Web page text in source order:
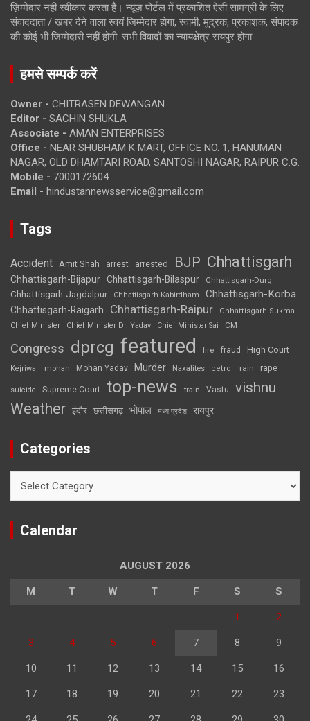
ज़िम्मेदार नहीं स्वीकार करता है। न्यूज़ पोर्टल में प्रकाशित ऐसी सामग्री के लिए
संवाददाता / खबर देने वाला स्वयं जिम्मेदार होगा, स्वामी, मुद्रक, प्रकाशक, संपादक
की कोई भी जिम्मेदारी नहीं होगी. सभी विवादों का न्यायक्षेत्र रायपुर होगा
हमसे सम्पर्क करें
Owner - CHITRASEN DEWANGAN
Editor - SACHIN SHUKLA
Associate - AMAN ENTERPRISES
Office - NEAR SHUBHAM K MART, OFFICE NO. 1, HANUMAN
NAGAR, OLD DHAMTARI ROAD, SANTOSHI NAGAR, RAIPUR C.G.
Mobile - 7000172604
Email - hindustannewsservice@gmail.com
Tags
Accident Amit Shah arrest arrested BJP Chhattisgarh
Chhattisgarh-Bijapur Chhattisgarh-Bilaspur Chhattisgarh-Durg
Chhattisgarh-Jagdalpur Chhattisgarh-Kabirdham Chhattisgarh-Korba
Chhattisgarh-Raigarh Chhattisgarh-Raipur
Chhattisgarh-Sukma
Chief Minister
Chief Minister Dr. Yadav Chief Minister Sai CM
Congress dprcg featured fire fraud High Court
Kejriwal mohan Mohan Yadav Murder Naxalites petrol rain rape
suicide Supreme Court top-news train Vastu vishnu
Weather इंदौर छत्तीसगढ़ भोपाल मध्य प्रदेश रायपुर
Categories
Calendar
AUGUST 2026
M T W T F S S
1 2
3 4 5 6 7 8 9
10 11 12 13 14 15 16
17 18 19 20 21 22 23